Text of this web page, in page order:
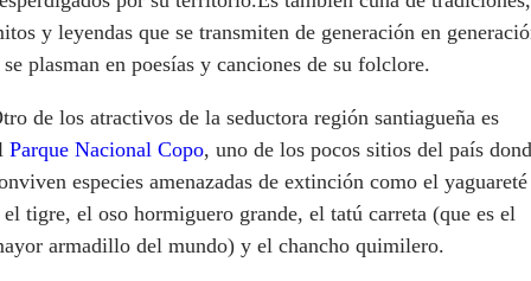
y leyendas que se transmiten de generación en
plasman en poesías y canciones de su folclore.
de los atractivos de la seductora región santiagueña es
Parque Nacional Copo, uno de los pocos sitios del país
especies amenazadas de extinción como el yaguareté
el tigre, el oso hormiguero grande, el tatú carreta (que es el
armadillo del mundo) y el chancho quimilero.